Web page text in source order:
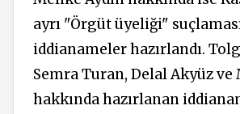
ayrı "Örgüt üyeliği"
iddianameler hazırlandı.
Semra Turan, Delal Akyüz ve
hakkında hazırlanan